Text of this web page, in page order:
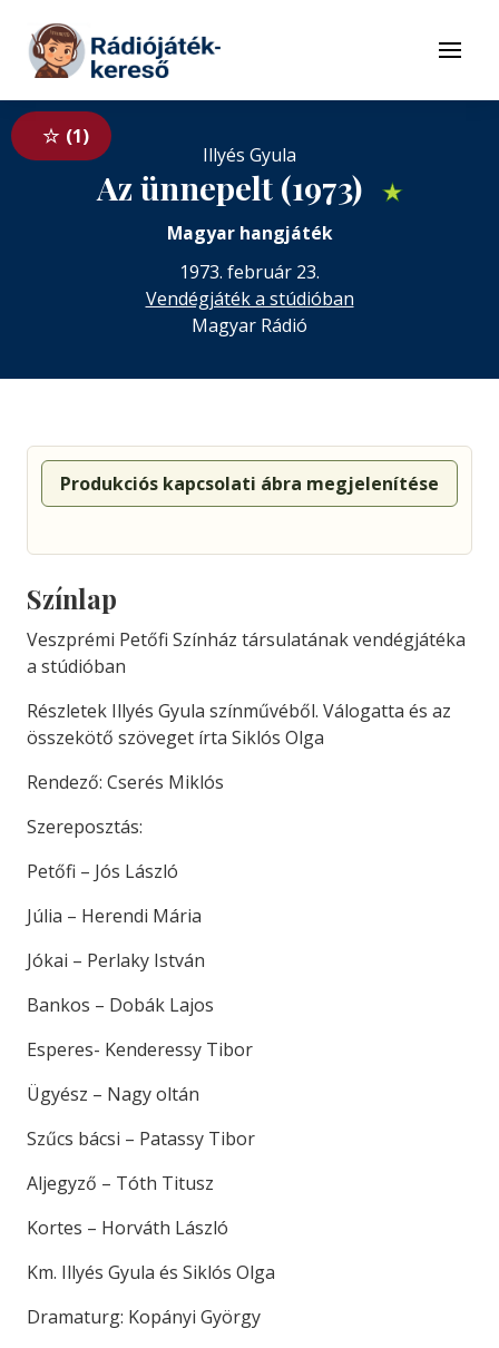
Tovább a tartalomhoz
Menü
1
Illyés Gyula
Az ünnepelt (1973) ★
Magyar hangjáték
1973. február 23.
Vendégjáték a stúdióban
Magyar Rádió
Produkciós kapcsolati ábra megjelenítése
Színlap
Veszprémi Petőfi Színház társulatának vendégjátéka
a stúdióban
Részletek Illyés Gyula színművéből. Válogatta és az
összekötő szöveget írta Siklós Olga
Rendező: Cserés Miklós
Szereposztás:
Petőfi – Jós László
Júlia – Herendi Mária
Jókai – Perlaky István
Bankos – Dobák Lajos
Esperes- Kenderessy Tibor
Ügyész – Nagy oltán
Szűcs bácsi – Patassy Tibor
Aljegyző – Tóth Titusz
Kortes – Horváth László
Km. Illyés Gyula és Siklós Olga
Dramaturg: Kopányi György